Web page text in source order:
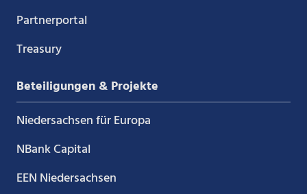
Partnerportal
Treasury
Beteiligungen & Projekte
Niedersachsen für Europa
NBank Capital
EEN Niedersachsen